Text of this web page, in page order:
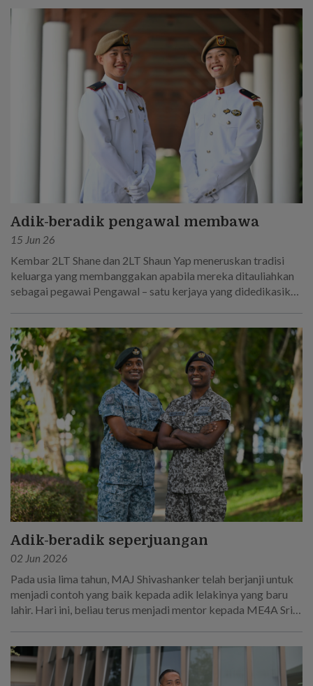
Adik-beradik pengawal membawa
15 Jun 26
Kembar 2LT Shane dan 2LT Shaun Yap meneruskan tradisi
keluarga yang membanggakan apabila mereka ditauliahkan
sebagai pegawai Pengawal – satu kerjaya yang didedikasikan
Adik-beradik seperjuangan
02 Jun 2026
Pada usia lima tahun, MAJ Shivashanker telah berjanji untuk
menjadi contoh yang baik kepada adik lelakinya yang baru
lahir. Hari ini, beliau terus menjadi mentor kepada ME4A Sri